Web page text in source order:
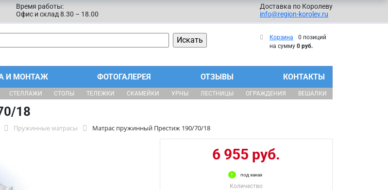
Время работы:
Офис и склад 8.30 – 18.00
Доставка по Королеву
info@region-korolev.ru
Корзина
0 позиций
на сумму 0 руб.
И МОНТАЖ ФОТОГАЛЕРЕЯ ОТЗЫВЫ КОНТАКТЫ
СТЕЛЛАЖИ СТОЛЫ ТЕЛЕЖКИ СКАМЕЙКИ УРНЫ ЛЕСТНИЦЫ ОГРАЖДЕНИЯ ВЕШАЛКИ
18
Пружинные матрасы Матрас пружинный Престиж 190/70/18
6 955 руб.
под заказ
Количество